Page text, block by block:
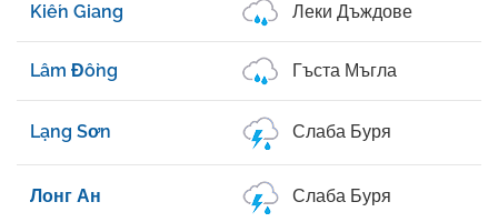
Kiến Giang Леки Дъждове
Lâm Đồng Гъста Мъгла
Lạng Sơn Слаба Буря
Лонг Ан Слаба Буря